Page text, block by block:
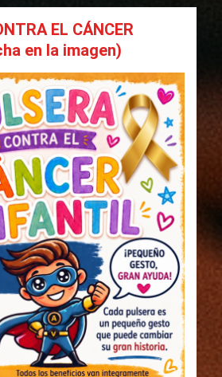
EL CÁNCER
en la imagen)